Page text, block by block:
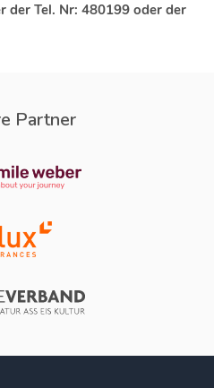
Tel. Nr: 480199 oder der
Partner